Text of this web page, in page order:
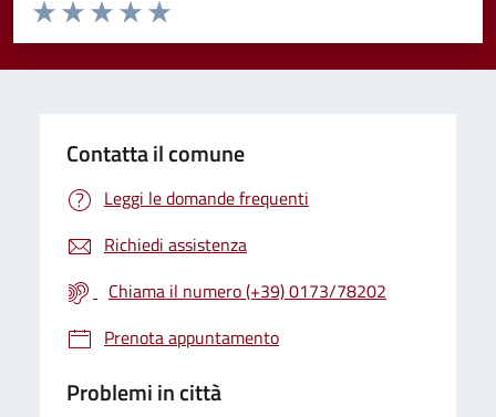
Valuta da 1 a 5 stelle la pagina
Valuta 5 stelle su 5
Valuta 4 stelle su 5
Valuta 3 stelle su 5
Valuta 2 stelle su 5
Valuta 1 stelle su 5
Contatta il comune
Leggi le domande frequenti
Richiedi assistenza
Chiama il numero (+39) 0173/78202
Prenota appuntamento
Problemi in città